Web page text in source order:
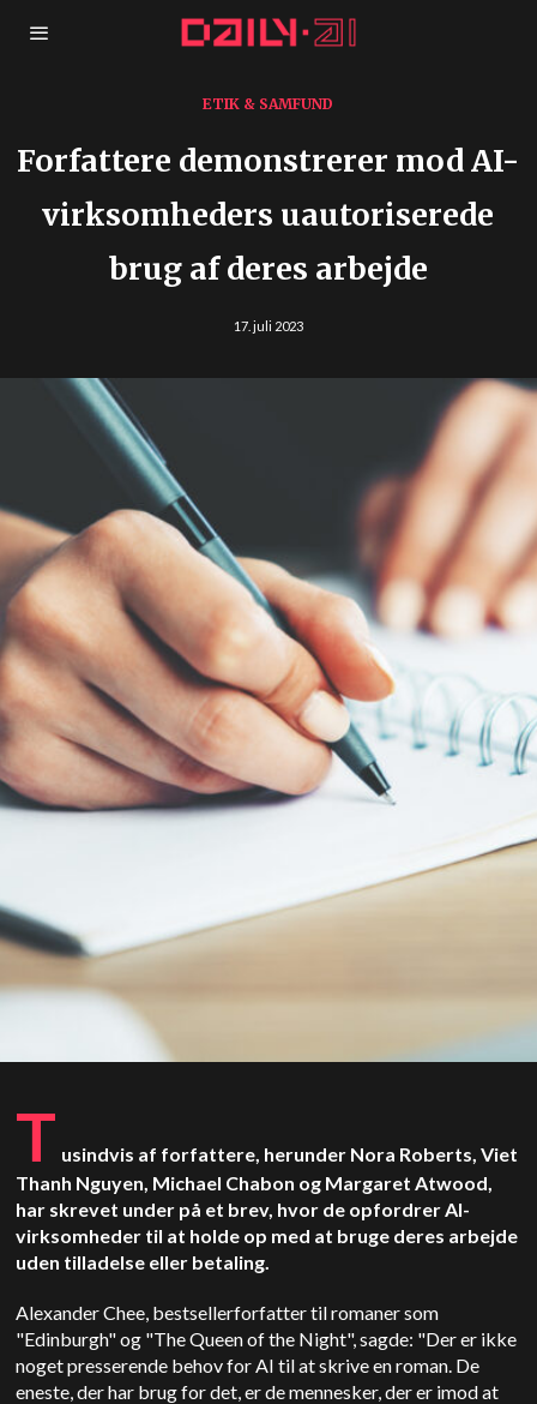
ETIK & SAMFUND
Forfattere demonstrerer mod AI-
virksomheders uautoriserede
brug af deres arbejde
17. juli 2023
T usindvis af forfattere, herunder Nora Roberts, Viet
Thanh Nguyen, Michael Chabon og Margaret Atwood,
har skrevet under på et brev, hvor de opfordrer AI-
virksomheder til at holde op med at bruge deres arbejde
uden tilladelse eller betaling.
Alexander Chee, bestsellerforfatter til romaner som
"Edinburgh" og "The Queen of the Night", sagde: "Der er ikke
noget presserende behov for AI til at skrive en roman. De
eneste, der har brug for det, er de mennesker, der er imod at